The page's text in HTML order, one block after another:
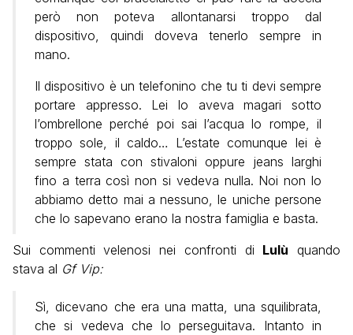
però non poteva allontanarsi troppo dal
dispositivo, quindi doveva tenerlo sempre in
mano.
Il dispositivo è un telefonino che tu ti devi sempre
portare appresso. Lei lo aveva magari sotto
l’ombrellone perché poi sai l’acqua lo rompe, il
troppo sole, il caldo… L’estate comunque lei è
sempre stata con stivaloni oppure jeans larghi
fino a terra così non si vedeva nulla. Noi non lo
abbiamo detto mai a nessuno, le uniche persone
che lo sapevano erano la nostra famiglia e basta.
Sui commenti velenosi nei confronti di Lulù quando
stava al Gf Vip:
Sì, dicevano che era una matta, una squilibrata,
che si vedeva che lo perseguitava. Intanto in